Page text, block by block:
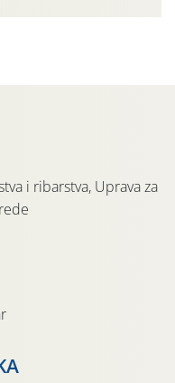
i ribarstva, Uprava za